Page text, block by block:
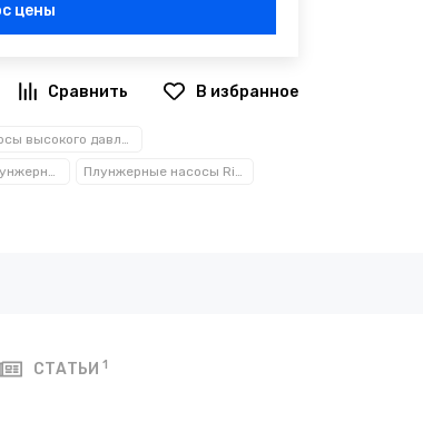
цены
Насосы высокого давления
Насосы трехплунжерные Плунжерные насосы Rindevand (RV)
СТАТЬИ 1